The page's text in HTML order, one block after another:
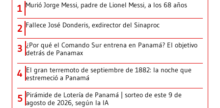
1 Murió Jorge Messi, padre de Lionel Messi, a los 68 años
2 Fallece José Donderis, exdirector del Sinaproc
3 ¿Por qué el Comando Sur entrena en Panamá? El objetivo
detrás de Panamax
4 El gran terremoto de septiembre de 1882: la noche que
estremeció a Panamá
5 Pirámide de Lotería de Panamá | sorteo de este 9 de
agosto de 2026, según la IA